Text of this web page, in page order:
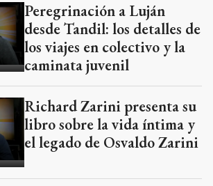
Peregrinación a Luján
desde Tandil: los detalles de
los viajes en colectivo y la
caminata juvenil
Richard Zarini presenta su
libro sobre la vida íntima y
el legado de Osvaldo Zarini